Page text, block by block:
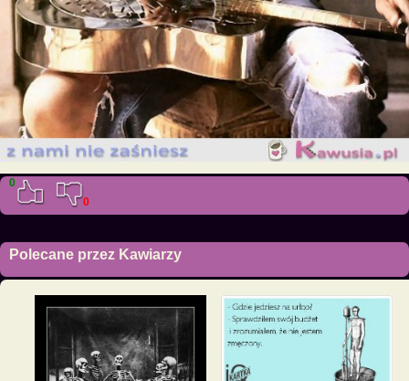
0
0
Polecane przez Kawiarzy